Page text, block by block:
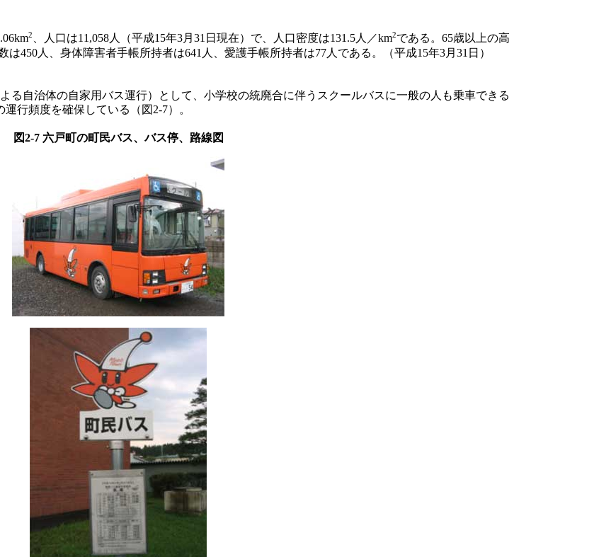
2 、人口は11,058人（平成15年3月31日現在）で、人口密度は131.5人／km2である。65歳以上の高
450人、身体障害者手帳所持者は641人、愛護手帳所持者は77人である。（平成15年3月31日）
自治体の自家用バス運行）として、小学校の統廃合に伴うスクールバスに一般の人も乗車できる
行頻度を確保している（図2-7）。
図2-7 六戸町の町民バス、バス停、路線図